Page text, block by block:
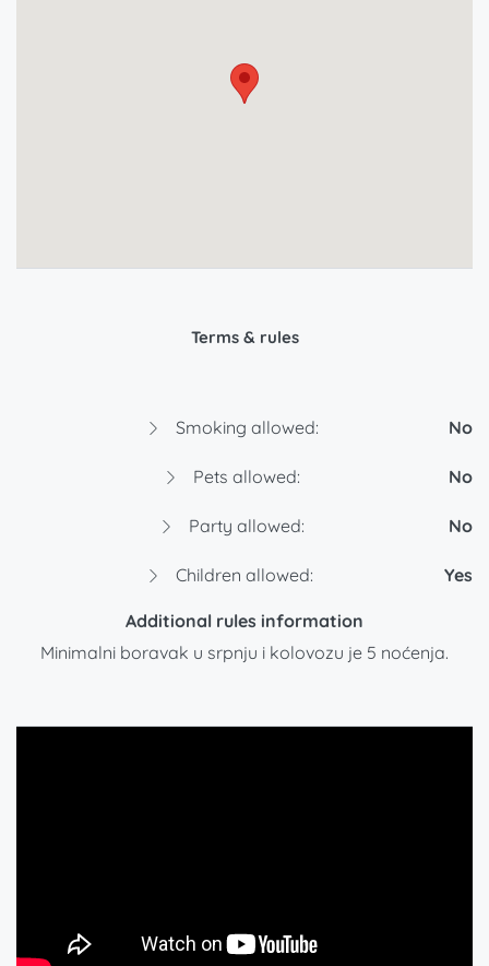
Terms & rules
Smoking allowed: No
Pets allowed: No
Party allowed: No
Children allowed: Yes
Additional rules information
Minimalni boravak u srpnju i kolovozu je 5 noćenja.